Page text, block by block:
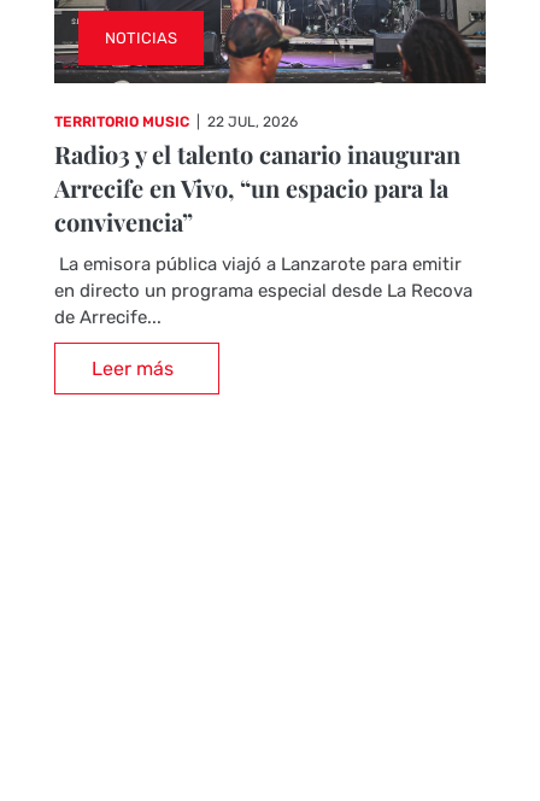
NOTICIAS
TERRITORIO MUSIC 22 JUL, 2026
Radio3 y el talento canario inauguran
Arrecife en Vivo, “un espacio para la
convivencia”
La emisora pública viajó a Lanzarote para emitir
en directo un programa especial desde La Recova
de Arrecife...
Leer más